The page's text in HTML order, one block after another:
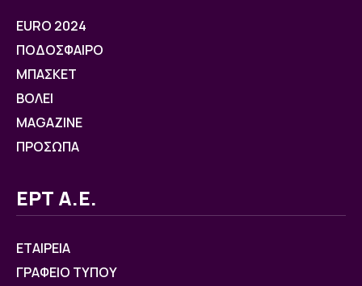
EURO 2024
ΠΟΔΟΣΦΑΙΡΟ
ΜΠΑΣΚΕΤ
ΒOΛΕΙ
MAGAZINE
ΠΡΟΣΩΠΑ
ΕΡΤ Α.Ε.
ΕΤΑΙΡΕΙΑ
ΓΡΑΦΕΙΟ ΤΥΠΟΥ